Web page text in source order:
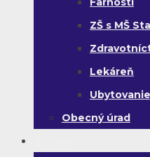
ZŠ s MŠ
Lekáreň
Obecný úrad